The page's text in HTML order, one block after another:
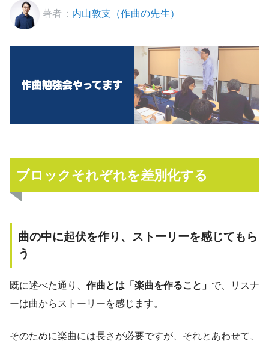
著者： 内山敦支（作曲の先生）
ブロックそれぞれを差別化する
曲の中に起伏を作り、ストーリーを感じてもら
う
既に述べた通り、 作曲とは「楽曲を作ること」 で、リスナ
ーは曲からストーリーを感じます。
そのために楽曲には長さが必要ですが、それとあわせて、